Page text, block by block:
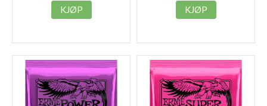
KJØP KJØP